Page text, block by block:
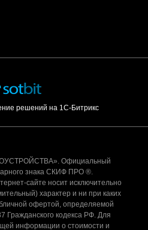
решений на 1С-Битрикс
Официальный
знака СКИФ ПРО ®.
сайте носит исключительно
характер и ни при каких
офертой, определяемой
Гражданского кодекса РФ. Для
информации о стоимости и